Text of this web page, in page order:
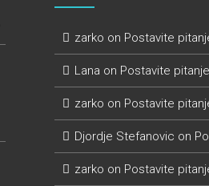
zarko on Postavite
Lana on Postavite pitanje
zarko on Postavite
Djordje Stefanovic on
zarko on Postavite